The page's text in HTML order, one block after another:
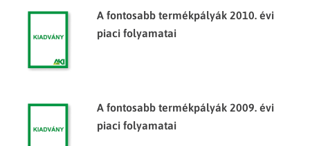
A fontosabb termékpályák 2010. évi
piaci folyamatai
A fontosabb termékpályák 2009. évi
piaci folyamatai